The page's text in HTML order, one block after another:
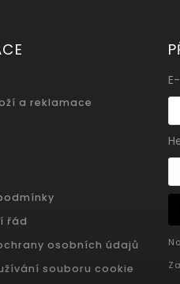
a reklamace
řád
osobních údajů
souboru cookie